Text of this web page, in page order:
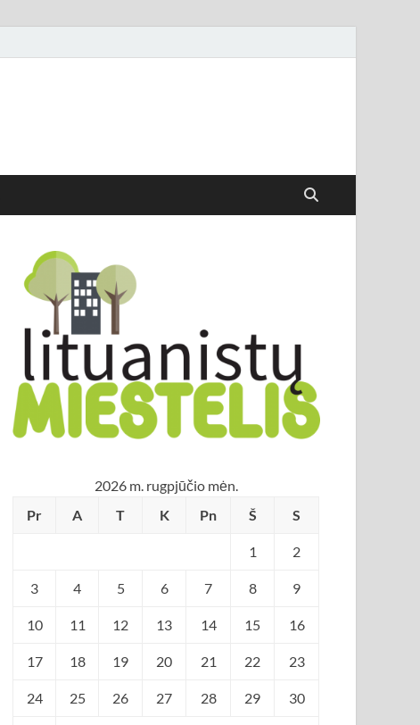
2026 m. rugpjūčio mėn.
Pr
A T K Pn Š S
1 2
3 4 5 6 7 8 9
10 11 12 13 14 15 16
17 18 19 20 21 22 23
24 25 26 27 28 29 30